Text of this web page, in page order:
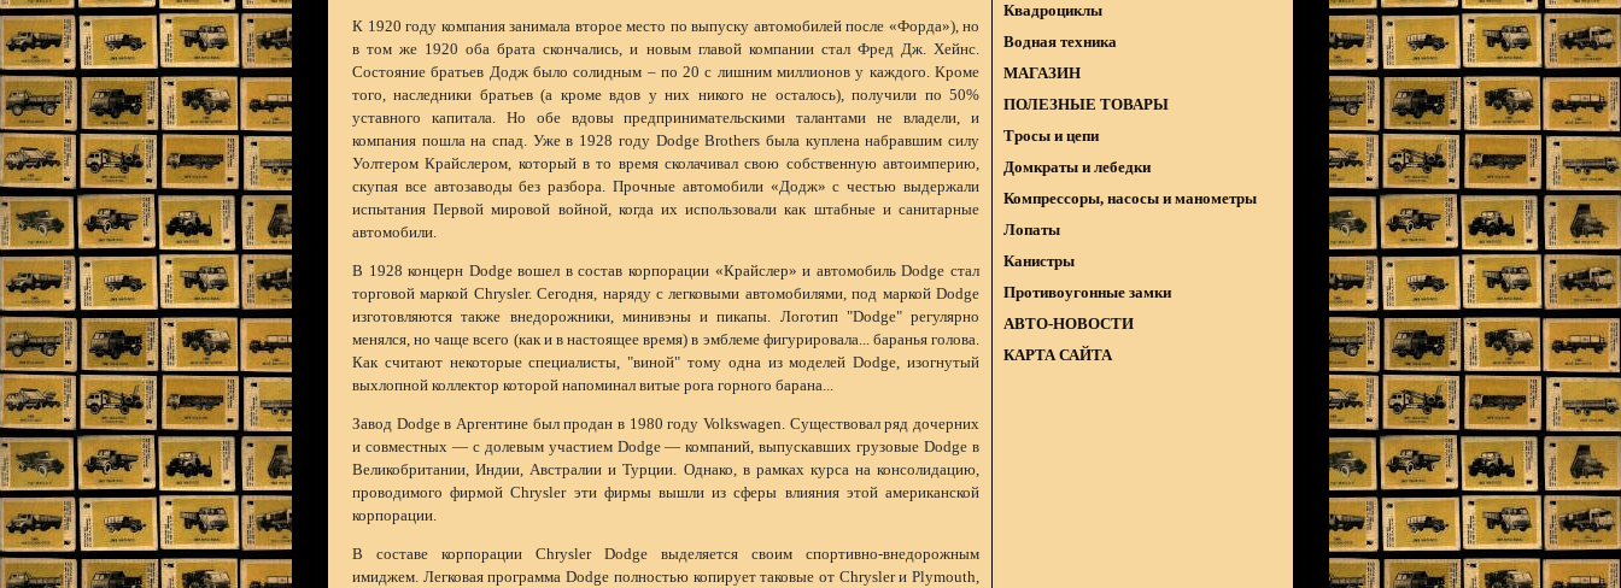
К 1920 году компания занимала второе место по выпуску автомобилей после «Форда»), но
в том же 1920 оба брата скончались, и новым главой компании стал Фред Дж. Хейнс.
Состояние братьев Додж было солидным – по 20 с лишним миллионов у каждого. Кроме
того, наследники братьев (а кроме вдов у них никого не осталось), получили по 50%
уставного капитала. Но обе вдовы предпринимательскими талантами не владели, и
компания пошла на спад. Уже в 1928 году Dodge Brothers была куплена набравшим силу
Уолтером Крайслером, который в то время сколачивал свою собственную автоимперию,
скупая все автозаводы без разбора. Прочные автомобили «Додж» с честью выдержали
испытания Первой мировой войной, когда их использовали как штабные и санитарные
автомобили.
В 1928 концерн Dodge вошел в состав корпорации «Крайслер» и автомобиль Dodge стал
торговой маркой Chrysler. Сегодня, наряду с легковыми автомобилями, под маркой Dodge
изготовляются также внедорожники, минивэны и пикапы. Логотип "Dodge" регулярно
менялся, но чаще всего (как и в настоящее время) в эмблеме фигурировала... баранья голова.
Как считают некоторые специалисты, "виной" тому одна из моделей Dodge, изогнутый
выхлопной коллектор которой напоминал витые рога горного барана...
Завод Dodge в Аргентине был продан в 1980 году Volkswagen. Существовал ряд дочерних
и совместных — с долевым участием Dodge — компаний, выпускавших грузовые Dodge в
Великобритании, Индии, Австралии и Турции. Однако, в рамках курса на консолидацию,
проводимого фирмой Chrysler эти фирмы вышли из сферы влияния этой американской
корпорации.
В составе корпорации Chrysler Dodge выделяется своим спортивно-внедорожным
имиджем. Легковая программа Dodge полностью копирует таковые от Chrysler и Plymouth,
Квадроциклы
Водная техника
МАГАЗИН
ПОЛЕЗНЫЕ ТОВАРЫ
Тросы и цепи
Домкраты и лебедки
Компрессоры, насосы и манометры
Лопаты
Канистры
Противоугонные замки
АВТО-НОВОСТИ
КАРТА САЙТА